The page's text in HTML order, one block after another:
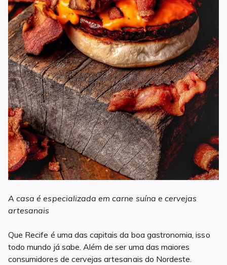
A casa é especializada em carne suína e cervejas
artesanais
Que Recife é uma das capitais da boa gastronomia, isso
todo mundo já sabe. Além de ser uma das maiores
consumidores de cervejas artesanais do Nordeste.